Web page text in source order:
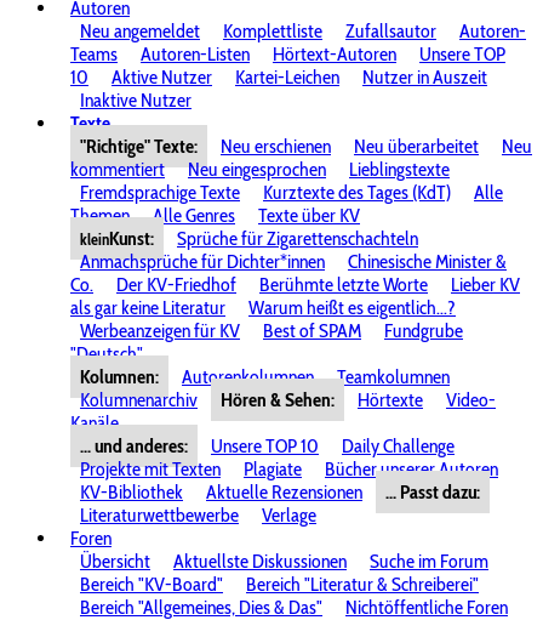
Autoren
Neu angemeldet
Komplettliste Zufallsautor
Autoren-
Teams
Autoren-Listen Hörtext-Autoren
Unsere TOP
10
Aktive Nutzer Kartei-Leichen
Nutzer in Auszeit
Inaktive Nutzer
Texte
"Richtige" Texte:
Neu erschienen Neu überarbeitet
Neu
kommentiert
Neu eingesprochen
Lieblingstexte
Fremdsprachige Texte
Kurztexte des Tages (KdT)
Alle
Themen
Alle Genres Texte über KV
kleinKunst:
Sprüche für Zigarettenschachteln
Anmachsprüche für Dichter*innen
Chinesische Minister &
Co.
Der KV-Friedhof Berühmte letzte Worte
Lieber KV
als gar keine Literatur
Warum heißt es eigentlich...?
Werbeanzeigen für KV
Best of SPAM
Fundgrube
"Deutsch"
Kolumnen:
Autorenkolumnen
Teamkolumnen
Kolumnenarchiv
Hören & Sehen: Hörtexte
Video-
Kanäle
... und anderes:
Unsere TOP 10
Daily Challenge
Projekte mit Texten
Plagiate
Bücher unserer Autoren
KV-Bibliothek
Aktuelle Rezensionen
... Passt dazu:
Literaturwettbewerbe
Verlage
Foren
Übersicht
Aktuellste Diskussionen
Suche im Forum
Bereich "KV-Board"
Bereich "Literatur & Schreiberei"
Bereich "Allgemeines, Dies & Das"
Nichtöffentliche Foren